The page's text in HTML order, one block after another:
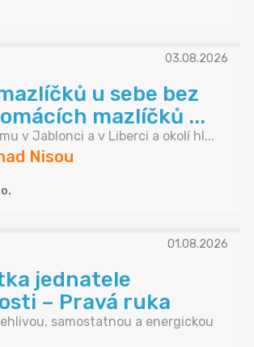
03.08.2026
u sebe bez
mazlíčků ...
v Jablonci a v Liberci a okolí hl...
Nisou
01.08.2026
jednatele
– Pravá ruka
samostatnou a energickou